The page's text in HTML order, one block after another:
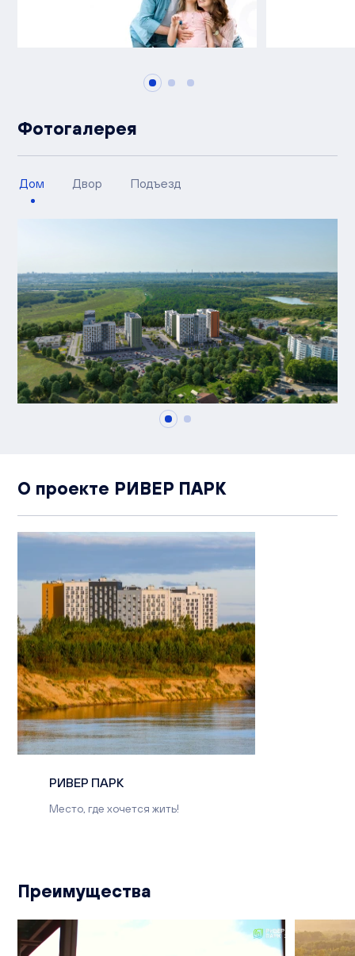
Фотогалерея
Дом Двор Подъезд
О проекте РИВЕР ПАРК
РИВЕР ПАРК
Место, где хочется жить!
Преимущества